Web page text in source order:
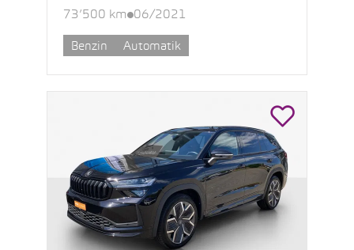
73’500 km 06/2021
Benzin Automatik